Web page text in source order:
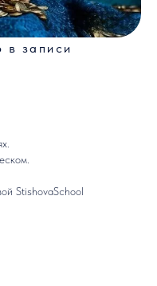
в записи
StishovaSchool